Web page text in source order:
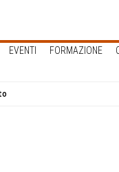
EVENTI FORMAZIONE